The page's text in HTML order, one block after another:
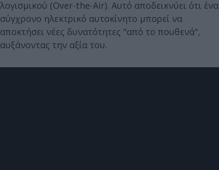
λογισμικού (Over-the-Air). Αυτό αποδεικνύει ότι ένα
σύγχρονο ηλεκτρικό αυτοκίνητο μπορεί να
αποκτήσει νέες δυνατότητες "από το πουθενά",
αυξάνοντας την αξία του.